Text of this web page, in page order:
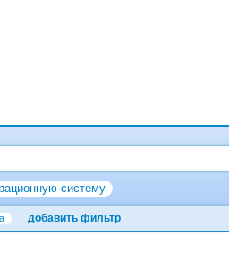
систему
добавить фильтр